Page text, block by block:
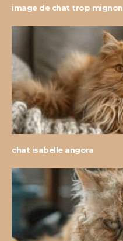
image de chat trop mignon
chat isabelle angora